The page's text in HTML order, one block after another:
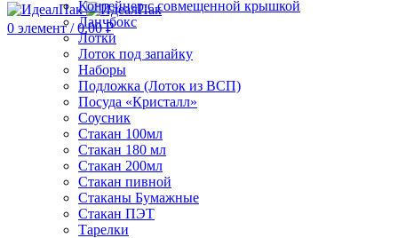
0 элемент / 0.00₽
Контейнер с совмещенной крышкой
Ланчбокс
Лотки
Лоток под запайку
Наборы
Подложка (Лоток из ВСП)
Посуда «Кристалл»
Соусник
Стакан 100мл
Стакан 180 мл
Стакан 200мл
Стакан пивной
Стаканы Бумажные
Стакан ПЭТ
Тарелки